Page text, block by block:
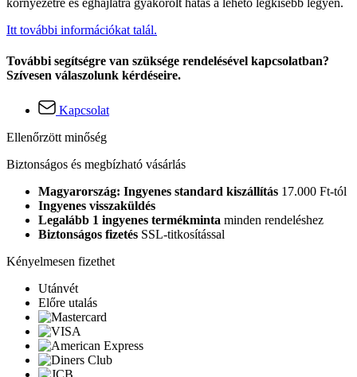
környezetre és éghajlatra gyakorolt hatás a lehető legkisebb legyen.
Itt további információkat talál.
További segítségre van szüksége rendelésével kapcsolatban?
Szívesen válaszolunk kérdéseire.
Kapcsolat
Ellenőrzött minőség
Biztonságos és megbízható vásárlás
Magyarország: Ingyenes standard kiszállítás 17.000 Ft-tól
Ingyenes visszaküldés
Legalább 1 ingyenes termékminta minden rendeléshez
Biztonságos fizetés SSL-titkosítással
Kényelmesen fizethet
Utánvét
Előre utalás